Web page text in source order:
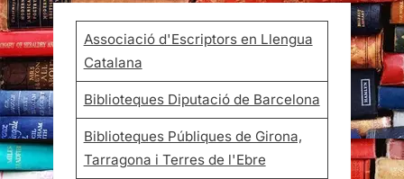
Associació d'Escriptors en Llengua
Catalana
Biblioteques Diputació de Barcelona
Biblioteques Públiques de Girona,
Tarragona i Terres de l'Ebre